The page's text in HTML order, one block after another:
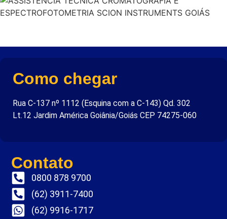
Como chegar
Rua C-137 nº 1112 (Esquina com a C-143) Qd. 302
Lt.12 Jardim América Goiânia/Goiás CEP 74275-060
Contato
0800 878 9700
(62) 3911-7400
(62) 9916-1717